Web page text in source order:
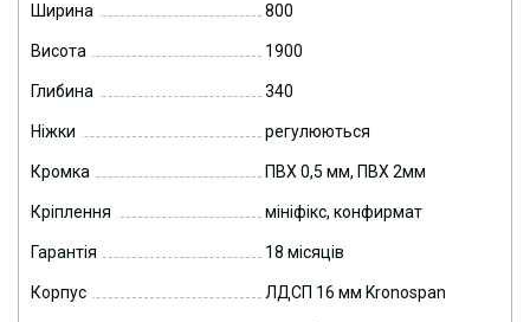
Ширина 800
Висота 1900
Глибина 340
Ніжки регулюються
Кромка ПВХ 0,5 мм, ПВХ 2мм
Кріплення мініфікс, конфирмат
Гарантія 18 місяців
Корпус ЛДСП 16 мм Kronospan